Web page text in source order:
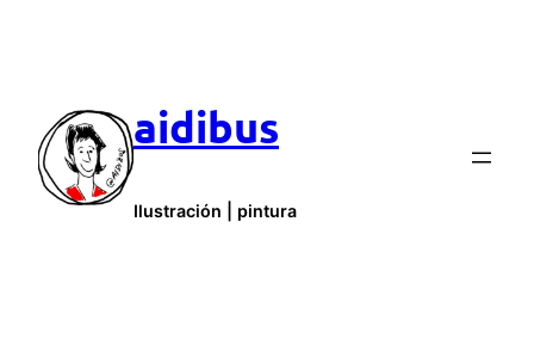
aidibus
Ilustración | pintura